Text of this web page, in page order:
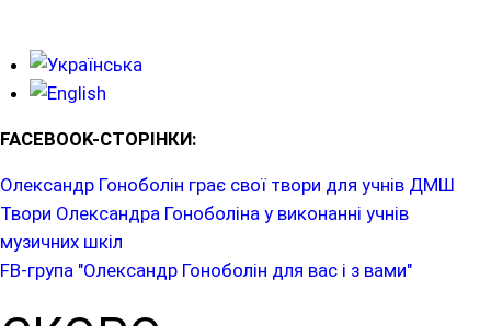
FACEBOOK-СТОРІНКИ:
Олександр Гоноболін грає свої твори для учнів ДМШ
Твори Олександра Гоноболіна у виконанні учнів
музичних шкіл
FB-група "Олександр Гоноболін для вас і з вами"